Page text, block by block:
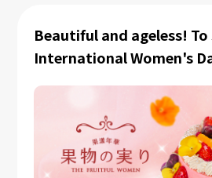
Beautiful and ageless!
International Women's
Exclusive] [Online Exclusive] Amao
Strawberry Pistachio
launched in March!